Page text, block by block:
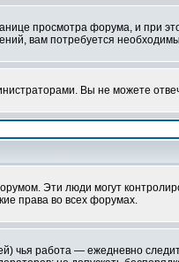
просмотра форума, и при
вам потребуется
Вы не можете
Эти люди могут
права во всех форумах.
чья работа — ежедневно